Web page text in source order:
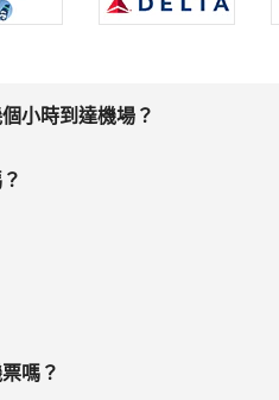
小時到達機場？
嗎？